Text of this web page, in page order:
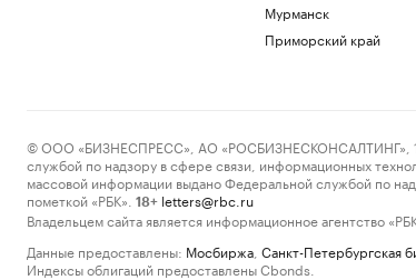
Мурманск
Приморский край
© ООО «БИЗНЕСПРЕСС», АО «РОСБИЗНЕСКОНСАЛТИНГ»,
службой по надзору в сфере связи, информационных
массовой информации выдано Федеральной службой по
пометкой «РБК».
18+ letters@rbc.ru
Владельцем сайта является информационное агентство
Данные предоставлены: Мосбиржа Санкт-Петербургская
Индексы облигаций предоставлены Cbonds.